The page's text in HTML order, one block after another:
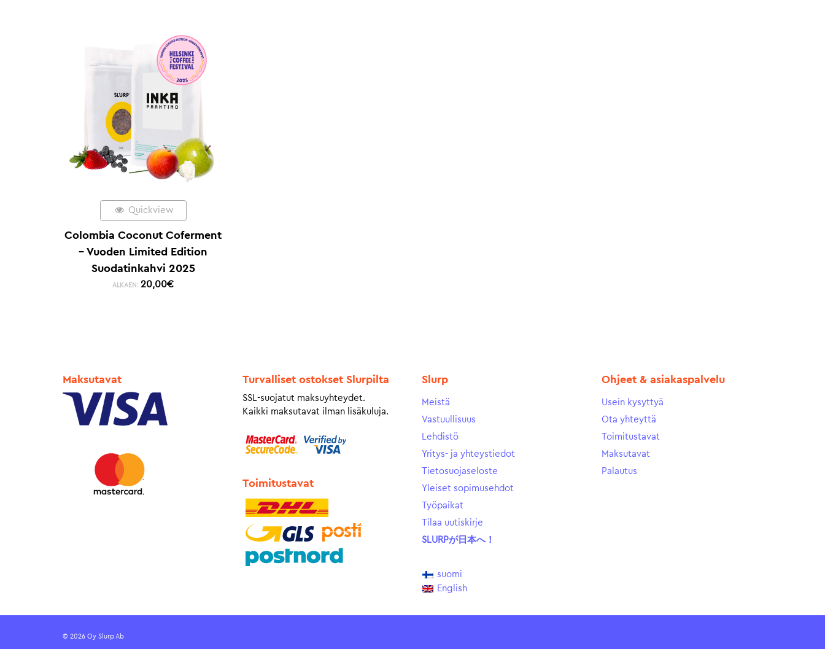
Quickview
Colombia Coconut Coferment
– Vuoden Limited Edition
Suodatinkahvi 2025
ALKAEN: 20,00€
Maksutavat Turvalliset ostokset Slurpilta
SSL-suojatut maksuyhteydet.
Kaikki maksutavat ilman lisäkuluja.
Toimitustavat
Slurp
Meistä
Vastuullisuus
Lehdistö
Yritys- ja yhteystiedot
Tietosuojaseloste
Yleiset sopimusehdot
Työpaikat
Tilaa uutiskirje
SLURPが日本へ！
suomi
English
Ohjeet & asiakaspalvelu
Usein kysyttyä
Ota yhteyttä
Toimitustavat
Maksutavat
Palautus
© 2026 Oy Slurp Ab